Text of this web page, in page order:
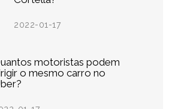
2022-01-17
motoristas podem
o mesmo carro no